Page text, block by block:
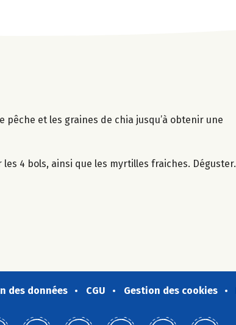
pêche et les graines de chia jusqu’à obtenir une
4 bols, ainsi que les myrtilles fraiches. Déguster.
des données CGU Gestion des cookies